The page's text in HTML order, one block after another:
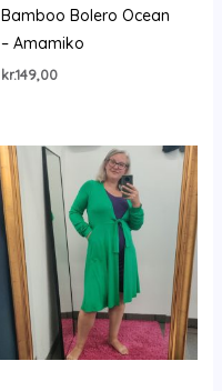
Bamboo Bolero Ocean
– Amamiko
kr.149,00